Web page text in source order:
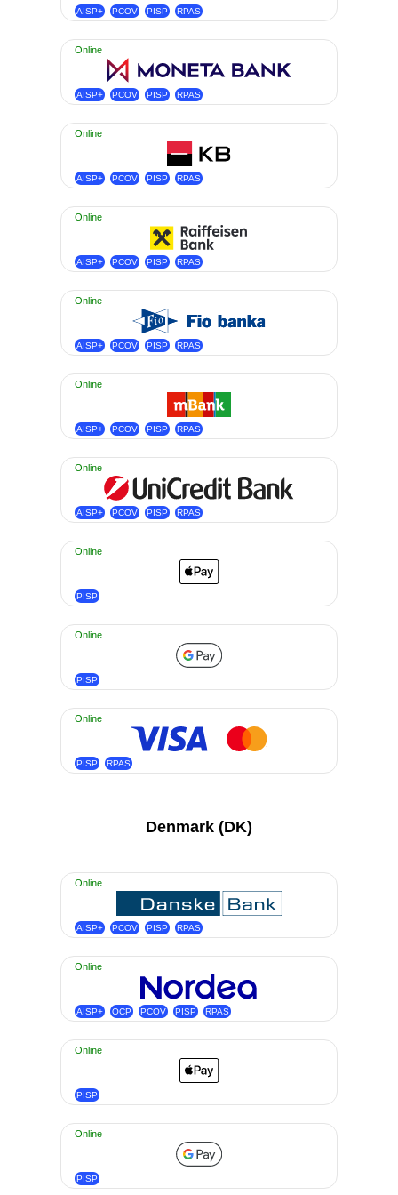
AISP+ PCOV PISP RPAS
Online
AISP+ PCOV PISP RPAS
Online
AISP+ PCOV PISP RPAS
Online
AISP+ PCOV PISP RPAS
Online
AISP+ PCOV PISP RPAS
Online
AISP+ PCOV PISP RPAS
Online
AISP+ PCOV PISP RPAS
Online
PISP
Online
PISP
Online
PISP RPAS
Denmark (DK)
Online
AISP+ PCOV PISP RPAS
Online
AISP+ OCP PCOV PISP RPAS
Online
PISP
Online
PISP